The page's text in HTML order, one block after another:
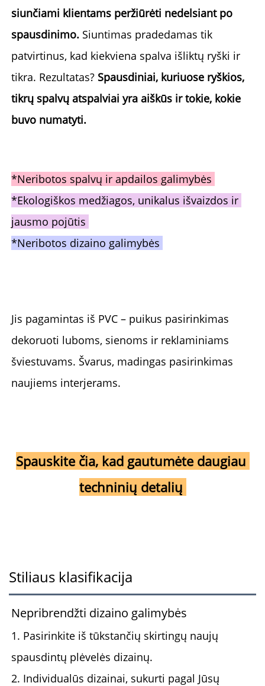
siunčiami klientams peržiūrėti nedelsiant po
spausdinimo. Siuntimas pradedamas tik
patvirtinus, kad kiekviena spalva išliktų ryški ir
tikra. Rezultatas? Spausdiniai, kuriuose ryškios,
tikrų spalvų atspalviai yra aiškūs ir tokie, kokie
buvo numatyti.
*Neribotos spalvų ir apdailos galimybės
*Ekologiškos medžiagos, unikalus išvaizdos ir
jausmo pojūtis
*Neribotos dizaino galimybės
Jis pagamintas iš PVC – puikus pasirinkimas
dekoruoti luboms, sienoms ir reklaminiams
šviestuvams. Švarus, madingas pasirinkimas
naujiems interjerams.
Spauskite čia, kad gautumėte daugiau
techninių detalių
Stiliaus klasifikacija
Nepribrendžti dizaino galimybės
1. Pasirinkite iš tūkstančių skirtingų naujų
spausdintų plėvelės dizainų.
2. Individualūs dizainai, sukurti pagal Jūsų